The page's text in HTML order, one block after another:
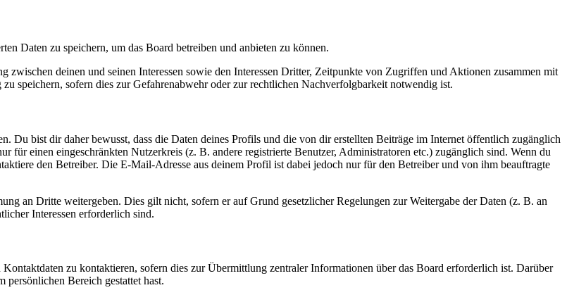
Daten zu speichern, um das Board betreiben und anbieten zu können.
zwischen deinen und seinen Interessen sowie den Interessen Dritter, Zeitpunkte von Zugriffen und Aktionen zusammen mit
speichern, sofern dies zur Gefahrenabwehr oder zur rechtlichen Nachverfolgbarkeit notwendig ist.
Du bist dir daher bewusst, dass die Daten deines Profils und die von dir erstellten Beiträge im Internet öffentlich zugänglich
für einen eingeschränkten Nutzerkreis (z. B. andere registrierte Benutzer, Administratoren etc.) zugänglich sind. Wenn du
den Betreiber. Die E-Mail-Adresse aus deinem Profil ist dabei jedoch nur für den Betreiber und von ihm beauftragte
an Dritte weitergeben. Dies gilt nicht, sofern er auf Grund gesetzlicher Regelungen zur Weitergabe der Daten (z. B. an
Interessen erforderlich sind.
zu kontaktieren, sofern dies zur Übermittlung zentraler Informationen über das Board erforderlich ist. Darüber
persönlichen Bereich gestattet hast.